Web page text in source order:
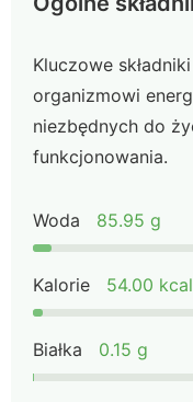
Kluczowe
organizmowi
niezbędnych do
funkcjonowania.
Woda 85.95 g
Kalorie 54.00 kcal
Białka 0.15 g